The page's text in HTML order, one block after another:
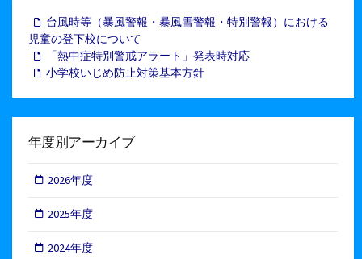
台風時等（暴風警報・暴風雪警報・特別警報）における
児童の登下校について
「熱中症特別警戒アラート」発表時対応
小学校いじめ防止対策基本方針
年度別アーカイブ
2026年度
2025年度
2024年度